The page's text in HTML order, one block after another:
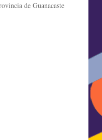
de Guanacaste